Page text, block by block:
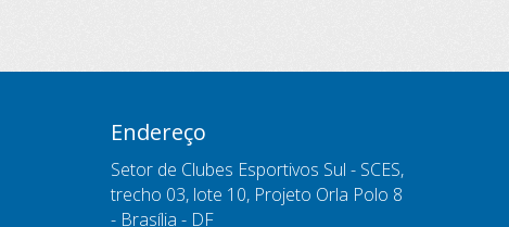
Endereço
Setor de Clubes Esportivos Sul - SCES,
trecho 03, lote 10, Projeto Orla Polo 8
- Brasília - DF